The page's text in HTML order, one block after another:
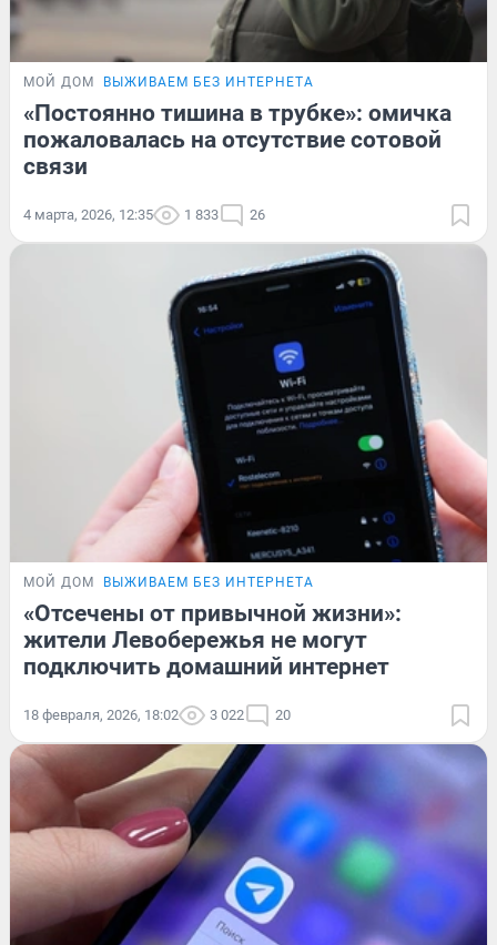
МОЙ ДОМ ВЫЖИВАЕМ БЕЗ ИНТЕРНЕТА
«Постоянно тишина в трубке»: омичка
пожаловалась на отсутствие сотовой
связи
4 марта, 2026, 12:35 1 833 26
МОЙ ДОМ ВЫЖИВАЕМ БЕЗ ИНТЕРНЕТА
«Отсечены от привычной жизни»:
жители Левобережья не могут
подключить домашний интернет
18 февраля, 2026, 18:02 3 022 20